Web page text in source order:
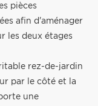
pièces
afin d'aménager
les deux étages
rez-de-jardin
par le côté et la
une